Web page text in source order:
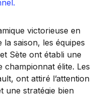
victorieuse en
saison, les équipes
Sète ont établi une
championnat élite. Les
ont attiré l’attention
une stratégie bien